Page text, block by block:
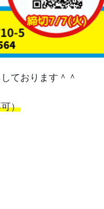
ております＾＾
）